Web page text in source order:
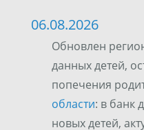
06.08.2026
Обновлен
данных детей,
попечения
области: в банк
новых детей,